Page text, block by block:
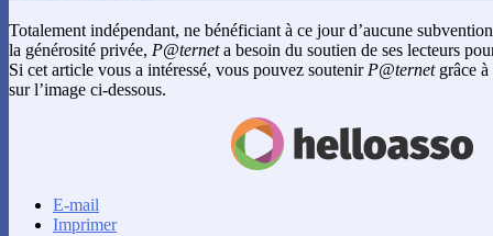
Totalement indépendant, ne bénéficiant à ce jour d’aucune
la générosité privée, P@terneta besoin du soutien de ses lecteurs
Si cet article vous a intéressé, vous pouvez soutenirP@ternetgrâce à
sur l’image ci-dessous.
E-mail
Imprimer